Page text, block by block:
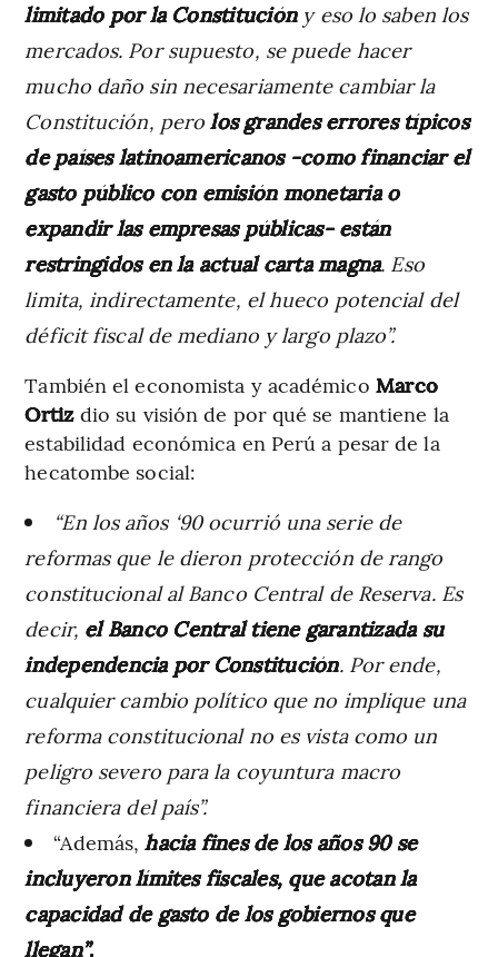
limitado por la Constitución y eso lo saben los
mercados. Por supuesto, se puede hacer
mucho daño sin necesariamente cambiar la
Constitución, perolos grandes errores típicos
de países latinoamericanos -como financiar el
gasto público con emisión monetaria o
expandir las empresas públicas- están
restringidos en la actual carta magna. Eso
limita, indirectamente, el hueco potencial del
déficit fiscal de mediano y largo plazo”.
También el economista y académico Marco
Ortiz dio su visión de por qué se mantiene la
estabilidad económica en Perú a pesar de la
hecatombe social:
“En los años ‘90 ocurrió una serie de
reformas que le dieron protección de rango
constitucional al Banco Central de Reserva. Es
decir, el Banco Central tiene garantizada su
independencia por Constitución. Por ende,
cualquier cambio político que no implique una
reforma constitucional no es vista como un
peligro severo para la coyuntura macro
financiera del país”.
“Además,hacia fines de los años 90 se
incluyeron límites fiscales, que acotan la
capacidad de gasto de los gobiernos que
llegan”.